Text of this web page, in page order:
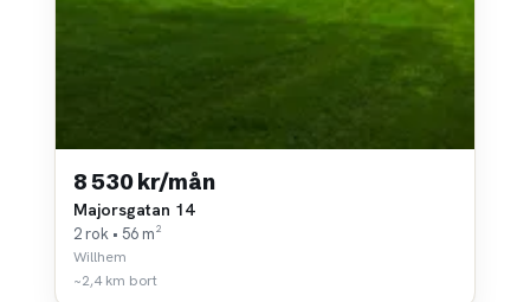
8 530 kr/mån
Majorsgatan 14
2 rok • 56 m²
Willhem
~2,4 km bort